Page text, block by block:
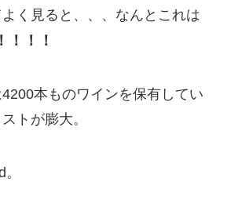
よく見ると、、、なんとこれは
！！！
本ものワインを保有してい
トが膨大。